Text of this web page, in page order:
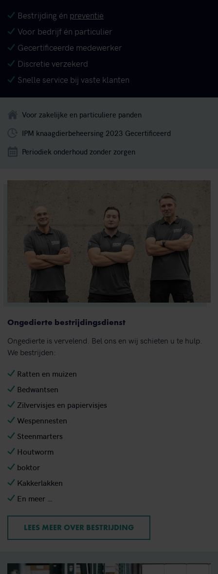
Bestrijding én preventie
Voor bedrijf én particulier
Gecertificeerde medewerker
Discretie verzekerd
Snelle service bij vaste klanten
Voor zakelijke en particuliere panden
IPM knaagdierbeheersing 2023 Gecertificeerd
Periodiek onderhoud zonder zorgen
Ongedierte bestrijdingsdienst
Ongedierte is vervelend. Bel ons en wij schieten u te hulp.
We bestrijden:
Ratten en muizen
Bedwantsen
Zilvervisjes en papiervisjes
Wespennesten
Steenmarters
Houtworm
boktor
Kakkerlakken
En meer …
LEES MEER OVER BESTRIJDING